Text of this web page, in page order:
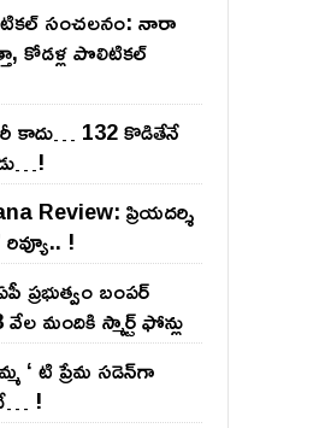
సంచ‌ల‌నం: నారా
కోడ‌ళ్ల పొలిటికల్
కాదు… 132 కొడితేనే
Review: ప్రియదర్శి
!
ప్ర‌భుత్వం బంప‌ర్
మందికి స్మార్ట్ ఫోన్లు
‘ టి ప్రేమ స‌డెన్‌గా
!